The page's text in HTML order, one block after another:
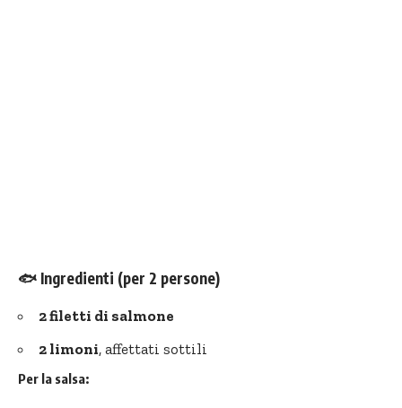
🐟 Ingredienti (per 2 persone)
2 filetti di salmone
2 limoni, affettati sottili
Per la salsa: